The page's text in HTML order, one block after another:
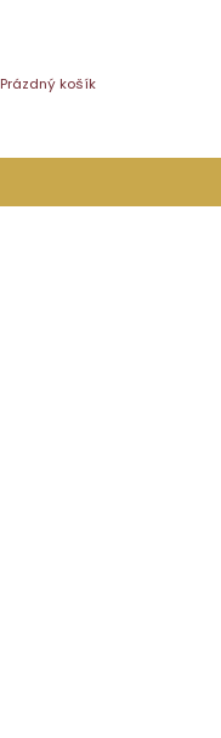
NÁKUPNÍ
Prázdný košík